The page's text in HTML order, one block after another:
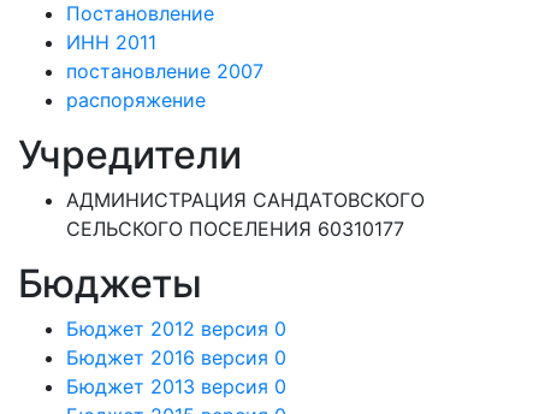
Постановление
ИНН 2011
постановление 2007
распоряжение
Учредители
АДМИНИСТРАЦИЯ САНДАТОВСКОГО
СЕЛЬСКОГО ПОСЕЛЕНИЯ 60310177
Бюджеты
Бюджет 2012 версия 0
Бюджет 2016 версия 0
Бюджет 2013 версия 0